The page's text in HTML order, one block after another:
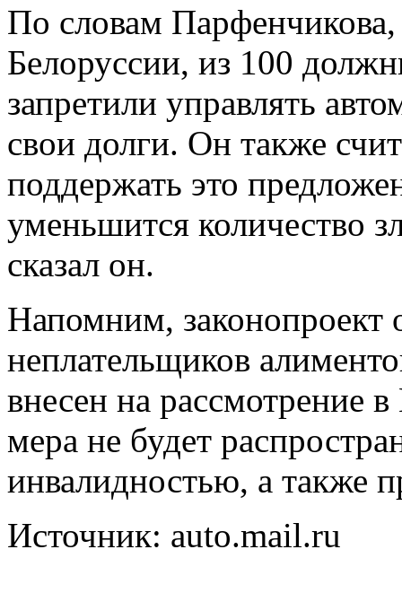
По словам
Белоруссии, из 100
запретили управлять
свои долги. Он также
поддержать это
уменьшится количество
сказал он.
Напомним, законопроект
неплательщиков
внесен на рассмотрение
мера не будет
инвалидностью, а также
Источник: auto.mail.ru